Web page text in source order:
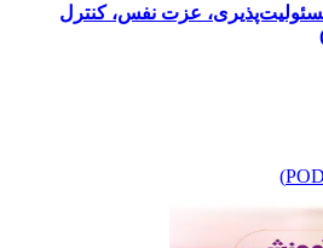
روان نوجوانان2 (مسئولیت‌پذیری، عزت نفس، کنترل